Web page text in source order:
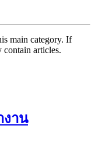
main category. If
contain articles.
งาน